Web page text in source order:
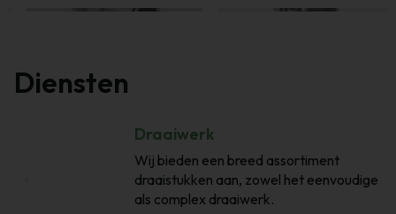
Diensten
Draaiwerk
Wij bieden een breed assortiment
draaistukken aan, zowel het eenvoudige
als complex draaiwerk.